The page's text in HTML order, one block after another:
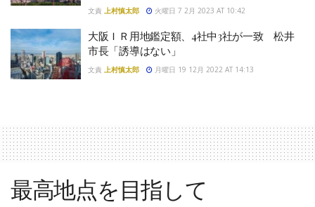
文責 上村慎太郎 火曜日 7 2月 2023 AT 10:42
大阪ＩＲ用地鑑定額、4社中3社が一致 松井
市長「誘導はない」
文責 上村慎太郎 月曜日 19 12月 2022 AT 14:13
最高地点を目指して